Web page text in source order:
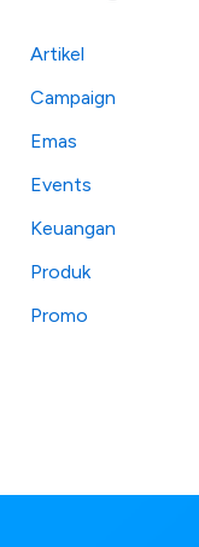
Artikel
Campaign
Emas
Events
Keuangan
Produk
Promo